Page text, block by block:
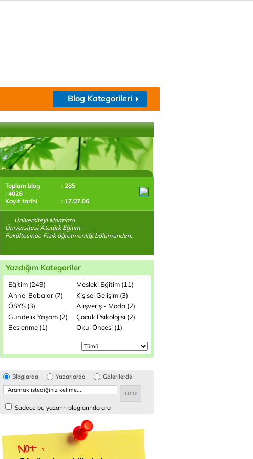
Blog Kategorileri
Toplam blog
: 285
: 4026
Kayıt tarihi
: 17.07.06
Üniversiteyi Marmara
Üniversitesi Atatürk Eğitim
Fakültesinde Fizik öğretmenliği bölümünden..
Yazdığım Kategoriler
Eğitim (249)
Mesleki Eğitim (11)
Anne-Babalar (7)
Kişisel Gelişim (3)
ÖSYS (3)
Alışveriş - Moda (2)
Gündelik Yaşam (2)
Çocuk Psikolojisi (2)
Beslenme (1)
Okul Öncesi (1)
Bloglarda Yazarlarda Galerilerde
Sadece bu yazarın bloglarında ara